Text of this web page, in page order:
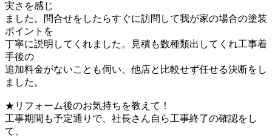
実さを感じ
ました。問合せをしたらすぐに訪問して我が家の場合の塗装
ポイントを
丁寧に説明してくれました。見積も数種類出してくれ工事着
手後の
追加料金がないことも伺い、他店と比較せず任せる決断をし
ました。
★リフォーム後のお気持ちを教えて！
工事期間も予定通りで、社長さん自ら工事終了の確認をし
て、